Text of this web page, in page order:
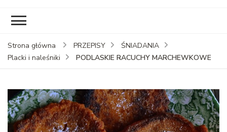
Strona główna PRZEPISY
ŚNIADANIA
Placki i naleśniki
PODLASKIE RACUCHY MARCHEWKOWE